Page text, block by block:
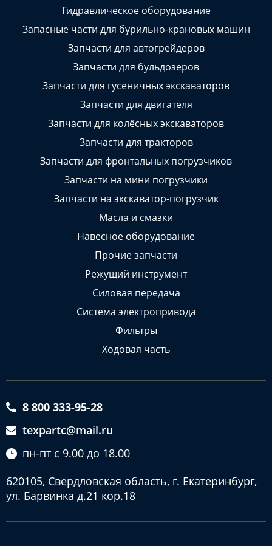
Гидравлическое оборудование
Запасные части для бурильно-крановых машин
Запчасти для автогрейдеров
Запчасти для бульдозеров
Запчасти для гусеничных экскаваторов
Запчасти для двигателя
Запчасти для колёсных экскаваторов
Запчасти для тракторов
Запчасти для фронтальных погрузчиков
Запчасти на мини погрузчики
Запчасти на экскаватор-погрузчик
Масла и смазки
Навесное оборудование
Прочие запчасти
Режущий инструмент
Силовая передача
Система электропривода
Фильтры
Ходовая часть
8 800 333-95-28
texpartc@mail.ru
пн-пт с 9.00 до 18.00
620105, Свердловская область, г. Екатеринбург,
ул. Барвинка д.21 кор.18